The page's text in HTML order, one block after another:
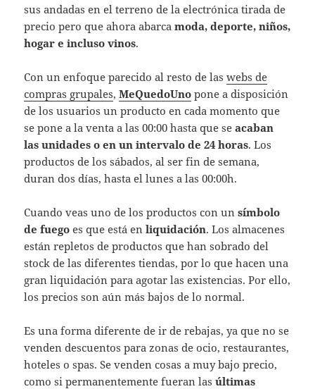
sus andadas en el terreno de la electrónica tirada de
precio pero que ahora abarcamoda, deporte, niños,
hogar e incluso vinos.
Con un enfoque parecido al resto de laswebs de
compras grupales,MeQuedoUno pone a disposición
de los usuarios un producto en cada momento que
se pone a la venta a las 00:00 hasta que seacaban
las unidades o en un intervalo de 24 horas. Los
productos de los sábados, al ser fin de semana,
duran dos días, hasta el lunes a las 00:00h.
Cuando veas uno de los productos con unsímbolo
de fuego es que está enliquidación. Los almacenes
están repletos de productos que han sobrado del
stock de las diferentes tiendas, por lo que hacen una
gran liquidación para agotar las existencias. Por ello,
los precios son aún más bajos de lo normal.
Es una forma diferente de ir de rebajas, ya que no se
venden descuentos para zonas de ocio, restaurantes,
hoteles o spas. Se venden cosas a muy bajo precio,
como si permanentemente fueran lasúltimas